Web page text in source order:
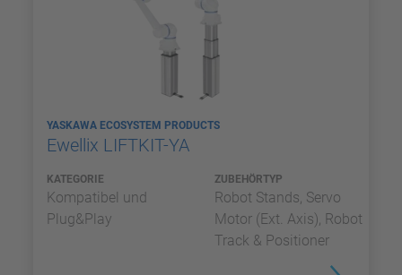
YASKAWA ECOSYSTEM PRODUCTS
Ewellix LIFTKIT-YA
KATEGORIE
Kompatibel und
Plug&Play
ZUBEHÖRTYP
Robot Stands, Servo
Motor (Ext. Axis), Robot
Track & Positioner